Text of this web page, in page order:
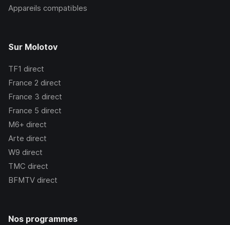
Appareils compatibles
Sur Molotov
TF1 direct
France 2 direct
France 3 direct
France 5 direct
M6+ direct
Arte direct
W9 direct
TMC direct
BFMTV direct
Nos programmes